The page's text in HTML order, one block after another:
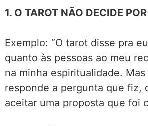
1. O TAROT NÃO DECIDE
Exemplo: “O tarot disse pra
quanto às pessoas ao meu
na minha espiritualidade. Mas
responde a pergunta que fiz,
aceitar uma proposta que foi